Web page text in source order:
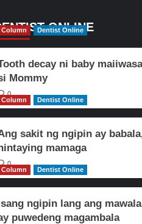
ONLINE
Column Dentist Online
decay ni baby
Mommy
0
Column
Dentist Online
sakit ng ngipin ay
mamaga
0
Column
Dentist Online
ngipin lang ang
puwedeng magambala